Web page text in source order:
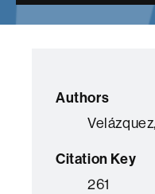
Authors
Citation Key
261